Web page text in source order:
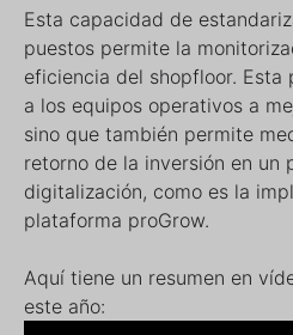
Esta capacidad de
puestos permite la
eficiencia del shopfloor. Esta
a los equipos operativos a
sino que también permite
retorno de la inversión en un
digitalización, como es la
plataforma proGrow.
Aquí tiene un resumen en
este año: